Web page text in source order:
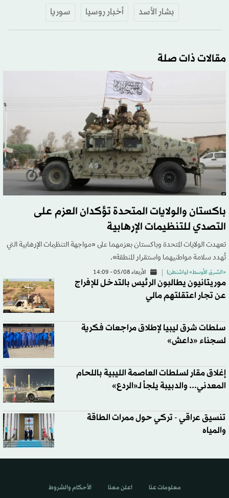
بشار الأسد
أخبار روسيا سوريا
مقالات ذات صلة
باكستان والولايات المتحدة تؤكدان العزم على
التصدي للتنظيمات الإرهابية
تعهدت الولايات المتحدة وباكستان بعزمهما على «مواجهة التنظيمات الإرهابية التي
تُهدد سلامة مواطنيهما واستقرار المنطقة».
«الشرق الأوسط» (واشنطن) الأربعاء 05/08 - 14:09
موريتانيون يطالبون الرئيس بالتدخل للإفراج
عن تجار اعتقلتهم مالي
سلطات شرق ليبيا لإطلاق مراجعات فكرية
لسجناء «داعش»
إغلاق مقار لسلطات العاصمة الليبية باللحام
المعدني... والدبيبة يلجأ لـ«الردع»
تنسيق عراقي - تركي حول ممرات الطاقة
والمياه
معلومات عنا اعلن معنا الأحكام والشروط